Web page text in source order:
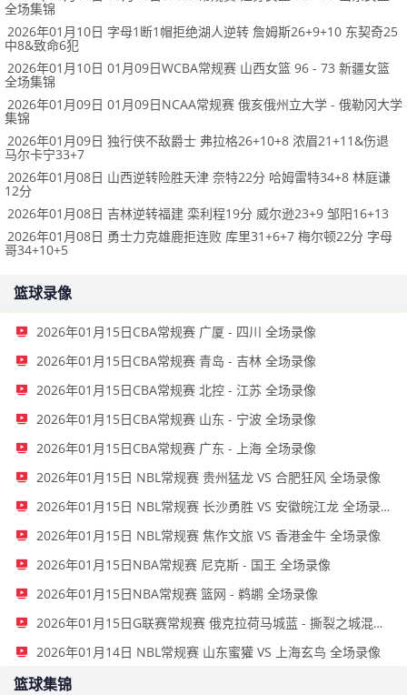
全场集锦
2026年01月10日 字母1断1帽拒绝湖人逆转 詹姆斯26+9+10 东契奇25
中8&致命6犯
2026年01月10日 01月09日WCBA常规赛 山西女篮 96 - 73 新疆女篮
全场集锦
2026年01月09日 01月09日NCAA常规赛 俄亥俄州立大学 - 俄勒冈大学
集锦
2026年01月09日 独行侠不敌爵士 弗拉格26+10+8 浓眉21+11&伤退
马尔卡宁33+7
2026年01月08日 山西逆转险胜天津 奈特22分 哈姆雷特34+8 林庭谦
12分
2026年01月08日 吉林逆转福建 栾利程19分 威尔逊23+9 邹阳16+13
2026年01月08日 勇士力克雄鹿拒连败 库里31+6+7 梅尔顿22分 字母
哥34+10+5
篮球录像
2026年01月15日CBA常规赛 广厦 - 四川 全场录像
2026年01月15日CBA常规赛 青岛 - 吉林 全场录像
2026年01月15日CBA常规赛 北控 - 江苏 全场录像
2026年01月15日CBA常规赛 山东 - 宁波 全场录像
2026年01月15日CBA常规赛 广东 - 上海 全场录像
2026年01月15日 NBL常规赛 贵州猛龙 VS 合肥狂风 全场录像
2026年01月15日 NBL常规赛 长沙勇胜 VS 安徽皖江龙 全场录像
2026年01月15日 NBL常规赛 焦作文旅 VS 香港金牛 全场录像
2026年01月15日NBA常规赛 尼克斯 - 国王 全场录像
2026年01月15日NBA常规赛 篮网 - 鹈鹕 全场录像
2026年01月15日G联赛常规赛 俄克拉荷马城蓝 - 撕裂之城混音 全场录像
2026年01月14日 NBL常规赛 山东蜜獾 VS 上海玄鸟 全场录像
篮球集锦